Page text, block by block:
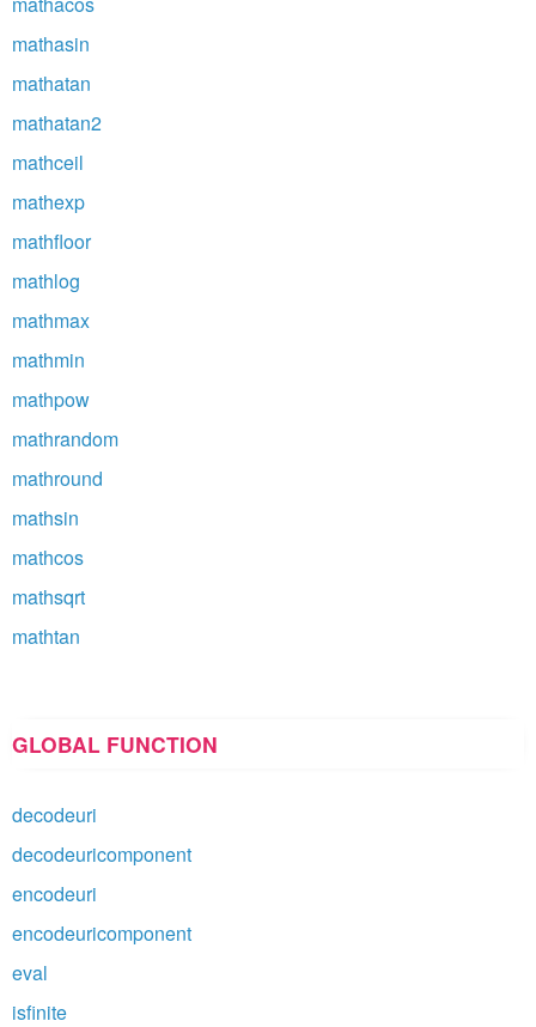
mathasin
mathatan
mathatan2
mathceil
mathexp
mathfloor
mathlog
mathmax
mathmin
mathpow
mathrandom
mathround
mathsin
mathcos
mathsqrt
mathtan
GLOBAL FUNCTION
decodeuri
decodeuricomponent
encodeuri
encodeuricomponent
eval
isfinite